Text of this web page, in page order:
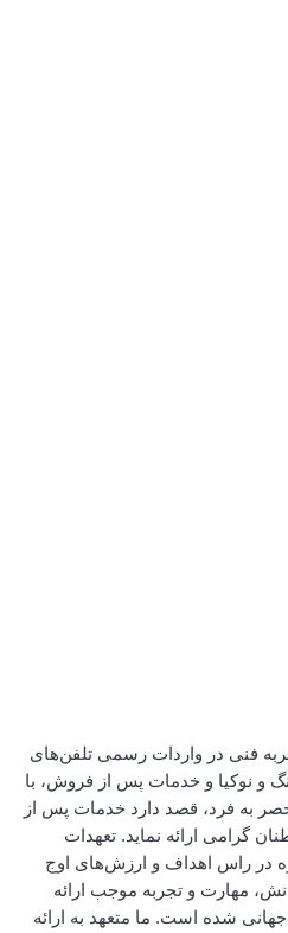
فنی در واردات رسمی تلفن‌های
و نوکیا و خدمات پس از فروش، با
به فرد، قصد دارد خدمات پس از
گرامی ارائه نماید. تعهدات
در راس اهداف و ارزش‌های اوج
مهارت و تجربه موجب ارائه
شده است. ما متعهد به ارائه